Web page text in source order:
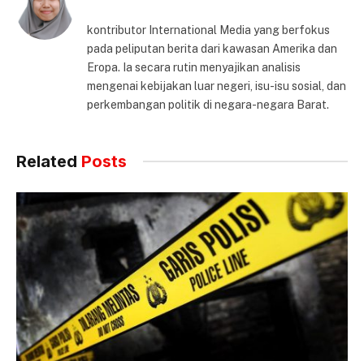
kontributor International Media yang berfokus
pada peliputan berita dari kawasan Amerika dan
Eropa. Ia secara rutin menyajikan analisis
mengenai kebijakan luar negeri, isu-isu sosial, dan
perkembangan politik di negara-negara Barat.
Related Posts